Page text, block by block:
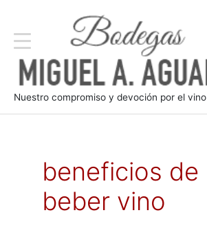
Nuestro compromiso y devoción por el vino
beneficios de
beber vino